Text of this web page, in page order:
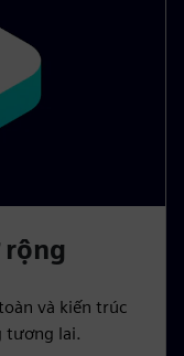
rộng
và kiến trúc
tương lai.